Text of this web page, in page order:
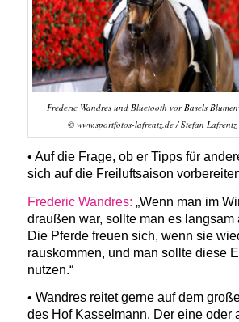
Frederic Wandres und Bluetooth vor Basels
© www.sportfotos-lafrentz.de / Stefan Lafrentz
• Auf die Frage, ob er Tipps für
sich auf die Freiluftsaison
Frederic Wandres: „Wenn man im
draußen war, sollte man es langsam
Die Pferde freuen sich, wenn sie
rauskommen, und man sollte diese
nutzen.“
• Wandres reitet gerne auf dem
des Hof Kasselmann. Der eine oder